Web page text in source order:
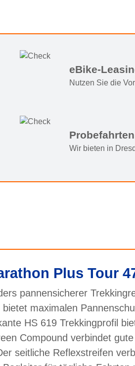
eBike-
Nutzen Sie die
Wir bieten in
Plus Tour
pannensicherer
maximalen
HS 619 Trekkingprofil
Compound verbindet
seitliche Reflexstreifen